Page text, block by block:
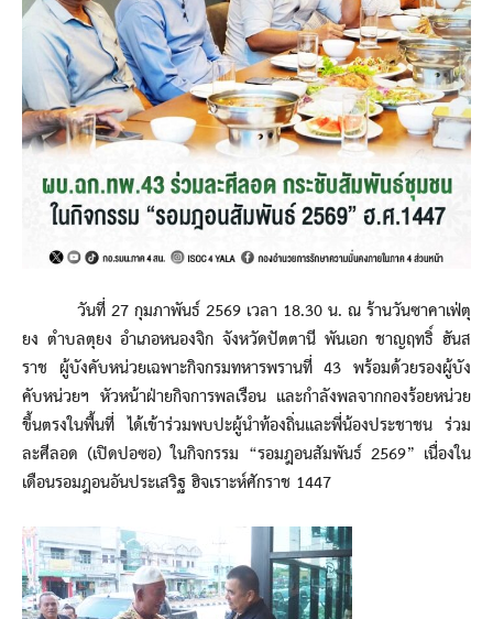
วันที่ 27 กุมภาพันธ์ 2569 เวลา 18.30 น. ณ ร้านวันซาคาเฟ่ตุ
ยง ตำบลตุยง อำเภอหนองจิก จังหวัดปัตตานี พันเอก ชาญฤทธิ์ ฮันส
ราช ผู้บังคับหน่วยเฉพาะกิจกรมทหารพรานที่ 43 พร้อมด้วยรองผู้บัง
คับหน่วยฯ หัวหน้าฝ่ายกิจการพลเรือน และกำลังพลจากกองร้อยหน่วย
ขึ้นตรงในพื้นที่ ได้เข้าร่วมพบปะผู้นำท้องถิ่นและพี่น้องประชาชน ร่วม
ละศีลอด (เปิดปอซอ) ในกิจกรรม “รอมฎอนสัมพันธ์ 2569” เนื่องใน
เดือนรอมฎอนอันประเสริฐ ฮิจเราะห์ศักราช 1447